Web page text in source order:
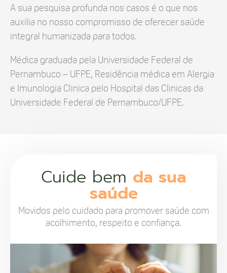
A sua pesquisa profunda nos casos é o que nos
auxilia no nosso compromisso de oferecer saúde
integral humanizada para todos.
Médica graduada pela Universidade Federal de
Pernambuco – UFPE, Residência médica em Alergia
e Imunologia Clinica pelo Hospital das Clinicas da
Universidade Federal de Pernambuco/UFPE.
Cuide bem da sua
saúde
Movidos pelo cuidado para promover saúde com
acolhimento, respeito e confiança.